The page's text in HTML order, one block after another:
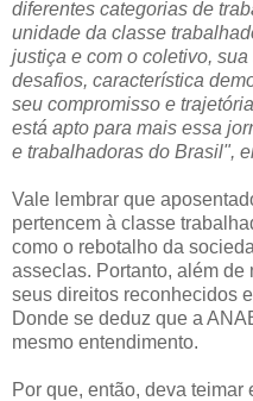
diferentes categorias de
unidade da classe
justiça e com o coletivo,
desafios, característica
seu compromisso e
está apto para mais essa
e trabalhadoras do Brasil",
Vale lembrar que
pertencem à classe
como o rebotalho da
asseclas. Portanto, além
seus direitos reconhecidos
Donde se deduz que a
mesmo entendimento.
Por que, então, deva